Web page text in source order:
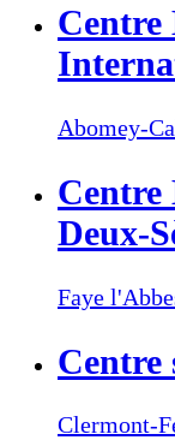
Centre
Abomey-
Centre
Deux-
Faye
Clermont-